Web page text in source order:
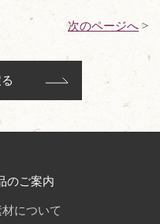
次のページへ >
のご案内
材について